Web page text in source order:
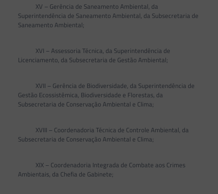
XV – Gerência de Saneamento Ambiental, da
Superintendência de Saneamento Ambiental, da Subsecretaria de
Saneamento Ambiental;
XVI – Assessoria Técnica, da Superintendência de
Licenciamento, da Subsecretaria de Gestão Ambiental;
XVII – Gerência de Biodiversidade, da Superintendência de
Gestão Ecossistêmica, Biodiversidade e Florestas, da
Subsecretaria de Conservação Ambiental e Clima;
XVIII – Coordenadoria Técnica de Controle Ambiental, da
Subsecretaria de Conservação Ambiental e Clima;
XIX – Coordenadoria Integrada de Combate aos Crimes
Ambientais, da Chefia de Gabinete;